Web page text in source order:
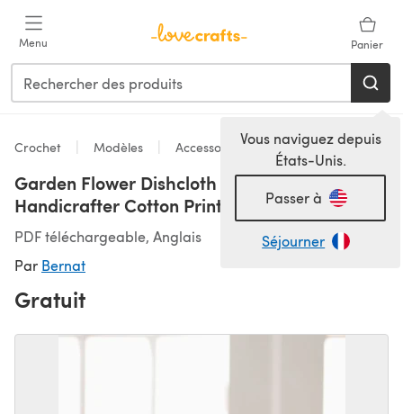
Menu Panier
Vous naviguez depuis
États-Unis.
Passer à
Séjourner
Crochet Modèles Accessoires
Garden Flower Dishcloth in Bernat
Handicrafter Cotton Prints
PDF téléchargeable, Anglais
Par Bernat
Gratuit